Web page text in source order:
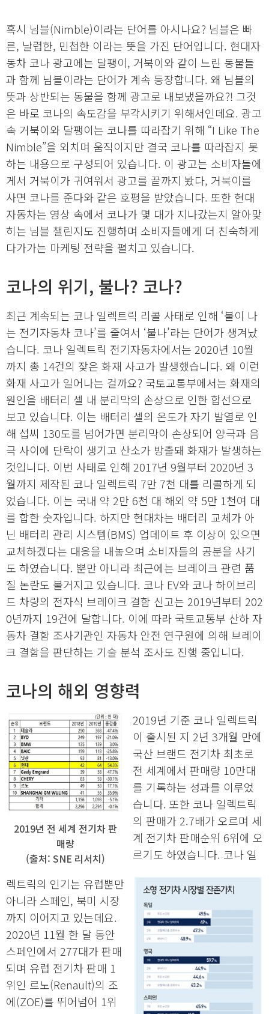
혹시 님블(Nimble)이라는 단어를 아시나요? 님블은 빠
른, 날렵한, 민첩한 이라는 뜻을 가진 단어입니다. 현대자
동차 코나 광고에는 달팽이, 거북이와 같이 느린 동물들
과 함께 님블이라는 단어가 계속 등장합니다. 왜 님블의
뜻과 상반되는 동물을 함께 광고로 내보냈을까요?! 그것
은 바로 코나의 속도감을 부각시키기 위해서인데요. 광고
속 거북이와 달팽이는 코나를 따라잡기 위해 “I Like The
Nimble”을 외치며 움직이지만 결국 코나를 따라잡지 못
하는 내용으로 구성되어 있습니다. 이 광고는 소비자들에
게서 거북이가 귀여워서 광고를 끝까지 봤다, 거북이를
사면 코나를 준다와 같은 호평을 받았습니다. 또한 현대
자동차는 영상 속에서 코나가 몇 대가 지나갔는지 알아맞
히는 님블 챌린지도 진행하며 소비자들에게 더 친숙하게
다가가는 마케팅 전략을 펼치고 있습니다.
코나의 위기, 불나? 코나?
최근 계속되는 코나 일렉트릭 리콜 사태로 인해 ‘불이 나
는 전기자동차 코나’를 줄여서 ‘불나’라는 단어가 생겨났
습니다. 코나 일렉트릭 전기자동차에서는 2020년 10월
까지 총 14건의 잦은 화재 사고가 발생했습니다. 왜 이런
화재 사고가 일어나는 걸까요? 국토교통부에서는 화재의
원인을 배터리 셀 내 분리막의 손상으로 인한 합선으로
보고 있습니다. 이는 배터리 셀의 온도가 자기 발열로 인
해 섭씨 130도를 넘어가면 분리막이 손상되어 양극과 음
극 사이에 단락이 생기고 산소가 방출돼 화재가 발생하는
것입니다. 이번 사태로 인해 2017년 9월부터 2020년 3
월까지 제작된 코나 일렉트릭 7만 7천 대를 리콜하게 되
었습니다. 이는 국내 약 2만 6천 대 해외 약 5만 1천여 대
를 합한 숫자입니다. 하지만 현대차는 배터리 교체가 아
닌 배터리 관리 시스템(BMS) 업데이트 후 이상이 있으면
교체하겠다는 대응을 내놓으며 소비자들의 공분을 사기
도 하였습니다. 뿐만 아니라 최근에는 브레이크 관련 품
질 논란도 불거지고 있습니다. 코나 EV와 코나 하이브리
드 차량의 전자식 브레이크 결함 신고는 2019년부터 202
0년까지 19건에 달합니다. 이에 따라 국토교통부 산하 자
동차 결함 조사기관인 자동차 안전 연구원에 의해 브레이
크 결함을 판단하는 기술 분석 조사도 진행 중입니다.
코나의 해외 영향력
2019년 전 세계 전기차 판
매량
(출처: SNE 리서치)
2019년 기준 코나 일렉트릭
이 출시된 지 2년 3개월 만에
국산 브랜드 전기차 최초로
전 세계에서 판매량 10만대
를 기록하는 성과를 이루었
습니다. 또한 코나 일렉트릭
의 판매가 2.7배가 오르며 세
계 전기차 판매순위 6위에 오
르기도 하였습니다. 코나 일
렉트릭의 인기는 유럽뿐만
아니라 스페인, 북미 시장
까지 이어지고 있는데요.
2020년 11월 한 달 동안
스페인에서 277대가 판매
되며 유럽 전기차 판매 1
위인 르노(Renault)의 조
에(ZOE)를 뛰어넘어 1위